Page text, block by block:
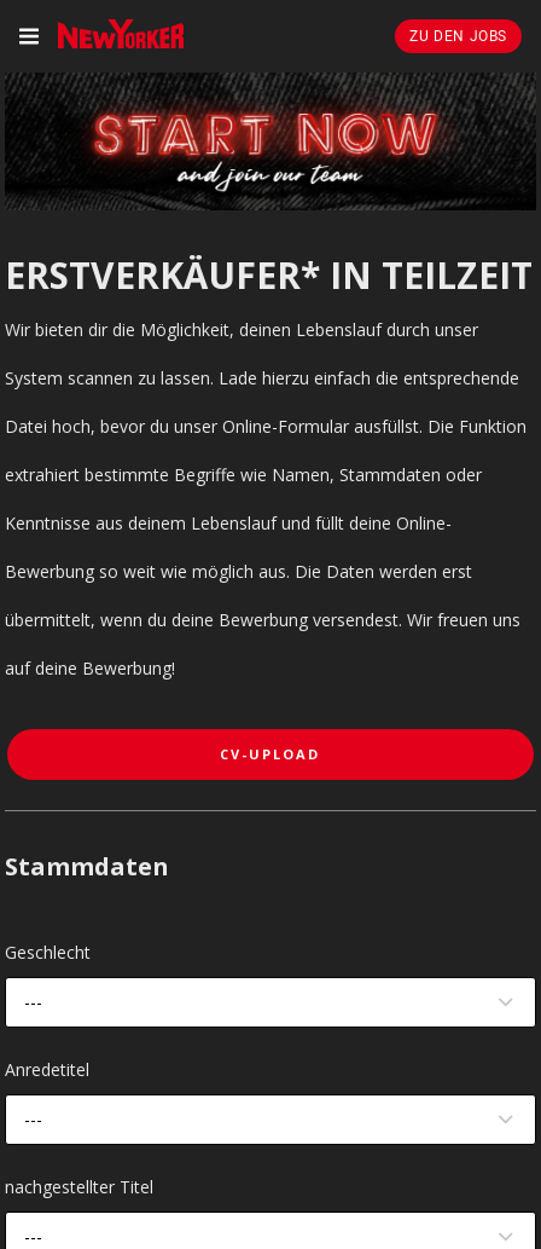
ZU DEN JOBS
ERSTVERKÄUFER* IN TEILZEIT
Wir bieten dir die Möglichkeit, deinen Lebenslauf durch unser
System scannen zu lassen. Lade hierzu einfach die entsprechende
Datei hoch, bevor du unser Online-Formular ausfüllst. Die Funktion
extrahiert bestimmte Begriffe wie Namen, Stammdaten oder
Kenntnisse aus deinem Lebenslauf und füllt deine Online-
Bewerbung so weit wie möglich aus. Die Daten werden erst
übermittelt, wenn du deine Bewerbung versendest. Wir freuen uns
auf deine Bewerbung!
CV-UPLOAD
Stammdaten
Geschlecht
---
Anredetitel
---
nachgestellter Titel
---